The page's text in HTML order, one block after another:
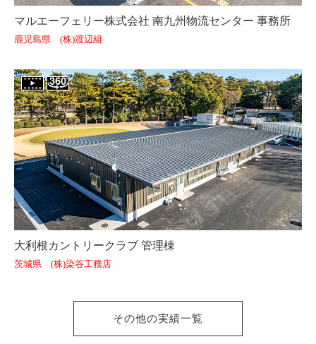
マルエーフェリー株式会社 南九州物流センター 事務所
鹿児島県 (株)渡辺組
大利根カントリークラブ 管理棟
茨城県 (株)染谷工務店
その他の実績一覧